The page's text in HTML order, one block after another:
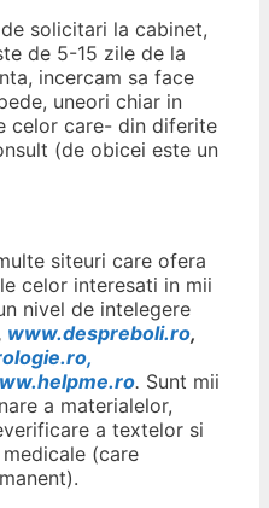
solicitari la cabinet,
de 5-15 zile de la
incercam sa face
uneori chiar in
celor care- din diferite
(de obicei este un
siteuri care ofera
celor interesati in mii
nivel de intelegere
www.despreboli.ro,
. Sunt mii
a materialelor,
a textelor si
(care